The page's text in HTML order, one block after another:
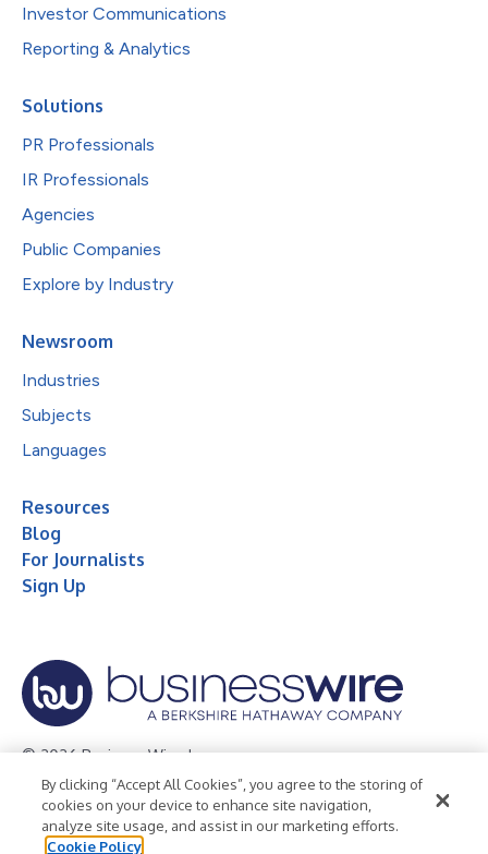
Investor Communications
Reporting & Analytics
Solutions
PR Professionals
IR Professionals
Agencies
Public Companies
Explore by Industry
Newsroom
Industries
Subjects
Languages
Resources
Blog
For Journalists
Sign Up
© 2026 Business Wire, Inc.
Privacy Policy Cookie Policy
Accessibility Statement
Terms of Use
Legal
By clicking “Accept All Cookies”, you agree to the storing of
cookies on your device to enhance site navigation,
analyze site usage, and assist in our marketing efforts.
Cookie Policy